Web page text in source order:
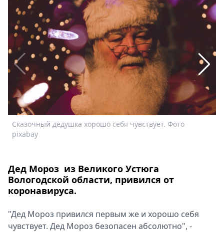
Кино
Афиша
Книги
Выставки
Пресс-
релизы
О
Metro
Стримы
Спецпроекты
Скачай
Metro
Сказочный дедушка хорошо себя чувствует. Фото
pixabay
Дед Мороз из Великого Устюга
Вологодской области, привился от
коронавируса.
"Дед Мороз привился первым же и хорошо себя
чувствует. Дед Мороз безопасен абсолютно", -